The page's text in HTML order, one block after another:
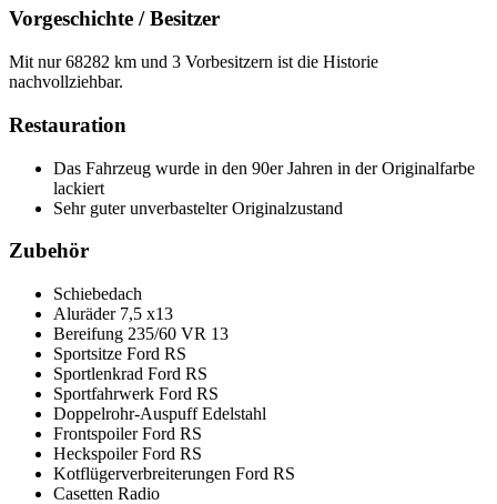
Vorgeschichte / Besitzer
Mit nur 68282 km und 3 Vorbesitzern ist die Historie
nachvollziehbar.
Restauration
Das Fahrzeug wurde in den 90er Jahren in der Originalfarbe
lackiert
Sehr guter unverbastelter Originalzustand
Zubehör
Schiebedach
Aluräder 7,5 x13
Bereifung 235/60 VR 13
Sportsitze Ford RS
Sportlenkrad Ford RS
Sportfahrwerk Ford RS
Doppelrohr-Auspuff Edelstahl
Frontspoiler Ford RS
Heckspoiler Ford RS
Kotflügerverbreiterungen Ford RS
Casetten Radio